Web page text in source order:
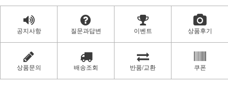
공지사항 질문과답변 이벤트 상품후기
상품문의 배송조회 반품/교환 쿠폰